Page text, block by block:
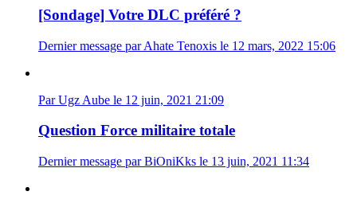
[Sondage] Votre DLC préféré ?
Dernier message par Ahate Tenoxis le 12 mars, 2022 15:06
Par Ugz Aube le 12 juin, 2021 21:09
Question Force militaire totale
Dernier message par BiOniKks le 13 juin, 2021 11:34